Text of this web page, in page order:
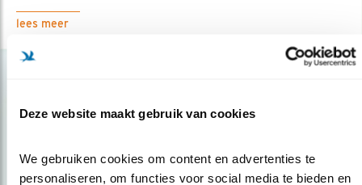
Deze website maakt gebruik van cookies
We gebruiken cookies om content en advertenties te
personaliseren, om functies voor social media te bieden en
lees meer